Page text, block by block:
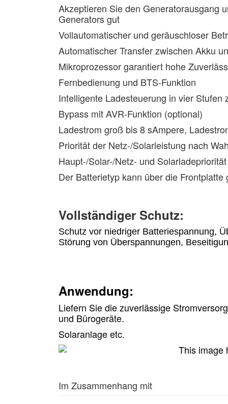
Akzeptieren Sie den Generatorausgang
Generators gut
Vollautomatischer und geräuschloser
Automatischer Transfer zwischen Akku
Mikroprozessor garantiert hohe
Fernbedienung und BTS-Funktion
Intelligente Ladesteuerung in vier Stufen
Bypass mit AVR-Funktion (optional)
Ladestrom groß bis 8 sAmpere,
Priorität der Netz-/Solarleistung nach
Haupt-/Solar-/Netz- und
Der Batterietyp kann über die Frontplatte
Vollständiger Schutz:
Schutz vor niedriger Batteriespannung,
Störung von Überspannungen,
Anwendung:
Liefern Sie die zuverlässige
und Bürogeräte.
Solaranlage etc.
Im Zusammenhang mit